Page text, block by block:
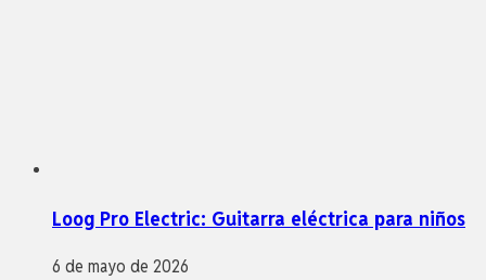
Loog Pro Electric: Guitarra eléctrica para niños
6 de mayo de 2026